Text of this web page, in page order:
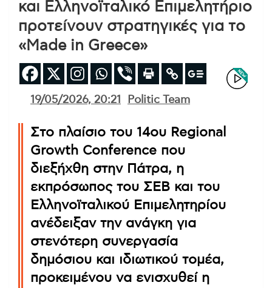
και Ελληνοϊταλικό Επιμελητήριο
προτείνουν στρατηγικές για το
«Made in Greece»
19/05/2026, 20:21 Politic Team
Στο πλαίσιο του 14ου Regional
Growth Conference που
διεξήχθη στην Πάτρα, η
εκπρόσωπος του ΣΕΒ και του
Ελληνοϊταλικού Επιμελητηρίου
ανέδειξαν την ανάγκη για
στενότερη συνεργασία
δημόσιου και ιδιωτικού τομέα,
προκειμένου να ενισχυθεί η